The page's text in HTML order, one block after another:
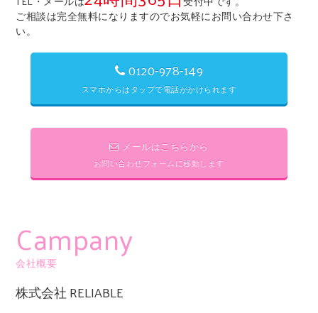
ご相談は完全無料になりますのでお気軽にお問い合わせ下さ
い。
0120-978-149
スマホからはタップで電話がかけられます
メールはこちらから
お問い合わせフォームに移動します
Campany
会社概要
株式会社 RELIABLE